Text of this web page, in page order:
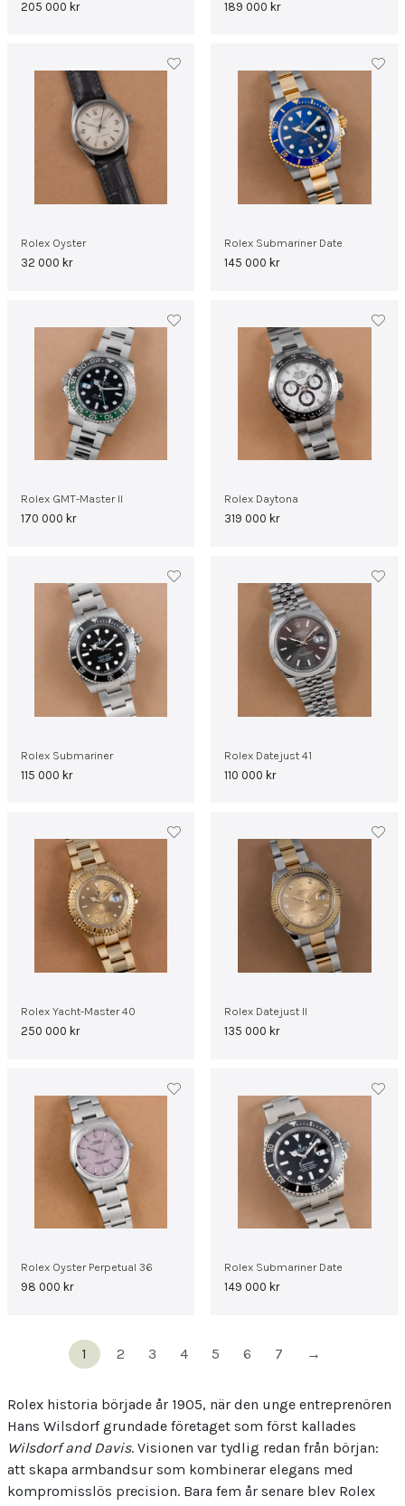
205 000 kr 189 000 kr
Rolex Oyster
32 000 kr
Rolex Submariner Date
145 000 kr
Rolex GMT-Master II
170 000 kr
Rolex Daytona
319 000 kr
Rolex Submariner
115 000 kr
Rolex Datejust 41
110 000 kr
Rolex Yacht-Master 40
250 000 kr
Rolex Datejust II
135 000 kr
Rolex Oyster Perpetual 36
98 000 kr
Rolex Submariner Date
149 000 kr
1 2 3 4 5 6 7 →
Rolex historia började år 1905, när den unge entreprenören
Hans Wilsdorf grundade företaget som först kallades
Wilsdorf and Davis. Visionen var tydlig redan från början:
att skapa armbandsur som kombinerar elegans med
kompromisslös precision. Bara fem år senare blev Rolex